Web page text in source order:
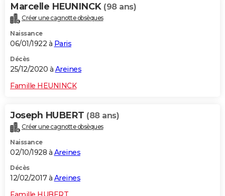
Marcelle HEUNINCK (98 ans)
Créer une cagnotte obsèques
Naissance
06/01/1922 à Paris
Décès
25/12/2020 à Areines
Famille HEUNINCK
Joseph HUBERT (88 ans)
Créer une cagnotte obsèques
Naissance
02/10/1928 à Areines
Décès
12/02/2017 à Areines